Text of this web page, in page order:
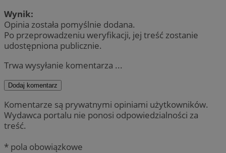
Wynik:
Opinia została pomyślnie dodana.
Po przeprowadzeniu weryfikacji, jej treść zostanie
udostępniona publicznie.
Trwa wysyłanie komentarza ...
Dodaj komentarz
Komentarze są prywatnymi opiniami użytkowników.
Wydawca portalu nie ponosi odpowiedzialności za
treść.
* pola obowiązkowe